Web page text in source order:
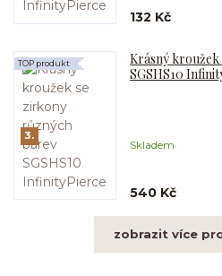
132 Kč
3.
Krásný
SGSHS10
Skladem
TOP produkt
540 Kč
zobrazit více